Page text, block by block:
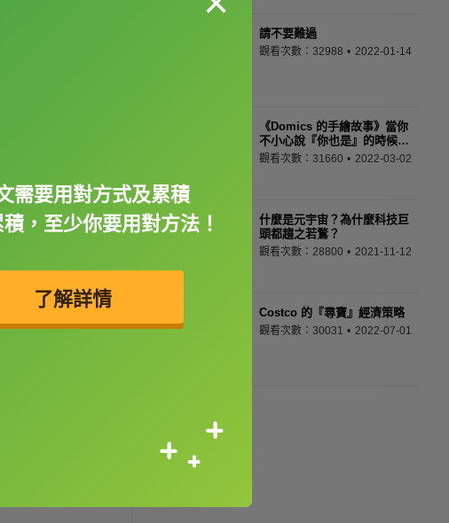
請不要難過
觀看次數：32988 2022-01-14
《Domics 的手繪故事》當你
不小心說『你也是』的時候…
觀看次數：31660 2022-03-02
什麼是元宇宙？為什麼科技巨
頭都趨之若鶩？
觀看次數：28800 2021-11-12
Costco 的『尋寶』經濟策略
觀看次數：30031 2022-07-01
需要用對方式及累積
，至少你要用對方法！
了解詳情